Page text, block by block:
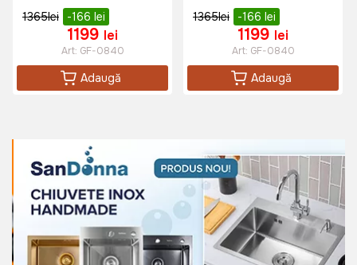
1365lei -166 lei
1199 lei
Art: GF-0840
Adaugă
1365lei -166 lei
1199 lei
Art: GF-0840
Adaugă